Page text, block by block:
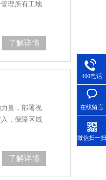
理所有工地
了解详情
量，部署视
，保障区域
了解详情
400电话
在线留言
微信扫一扫